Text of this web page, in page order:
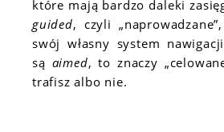
które mają bardzo daleki
guided, czyli
swój własny system
są aimed, to znaczy
trafisz albo nie.